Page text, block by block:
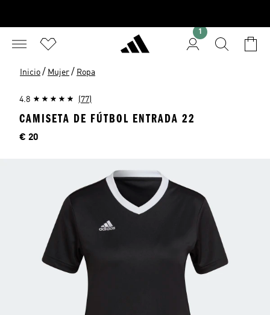
Inicio / Mujer / Ropa
4.8 (77)
CAMISETA DE FÚTBOL ENTRADA 22
Precio
€ 20